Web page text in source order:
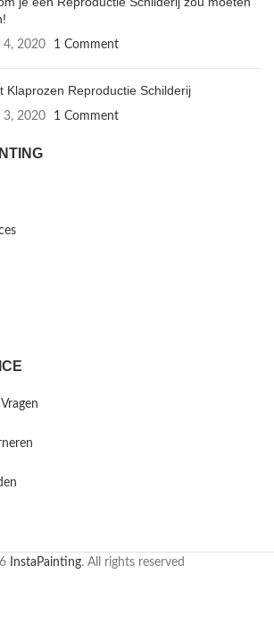
4, 2020 1 Comment
Klaprozen Reproductie Schilderij
3, 2020 1 Comment
InstaPainting. All rights reserved